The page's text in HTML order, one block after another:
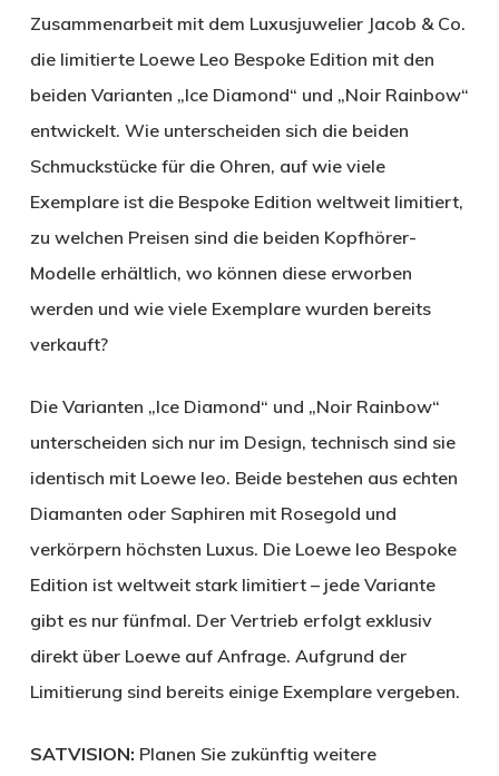
Zusammenarbeit mit dem Luxusjuwelier Jacob & Co.
die limitierte Loewe Leo Bespoke Edition mit den
beiden Varianten „Ice Diamond“ und „Noir Rainbow“
entwickelt. Wie unterscheiden sich die beiden
Schmuckstücke für die Ohren, auf wie viele
Exemplare ist die Bespoke Edition weltweit limitiert,
zu welchen Preisen sind die beiden Kopfhörer-
Modelle erhältlich, wo können diese erworben
werden und wie viele Exemplare wurden bereits
verkauft?
Die Varianten „Ice Diamond“ und „Noir Rainbow“
unterscheiden sich nur im Design, technisch sind sie
identisch mit Loewe leo. Beide bestehen aus echten
Diamanten oder Saphiren mit Rosegold und
verkörpern höchsten Luxus. Die Loewe leo Bespoke
Edition ist weltweit stark limitiert – jede Variante
gibt es nur fünfmal. Der Vertrieb erfolgt exklusiv
direkt über Loewe auf Anfrage. Aufgrund der
Limitierung sind bereits einige Exemplare vergeben.
SATVISION: Planen Sie zukünftig weitere